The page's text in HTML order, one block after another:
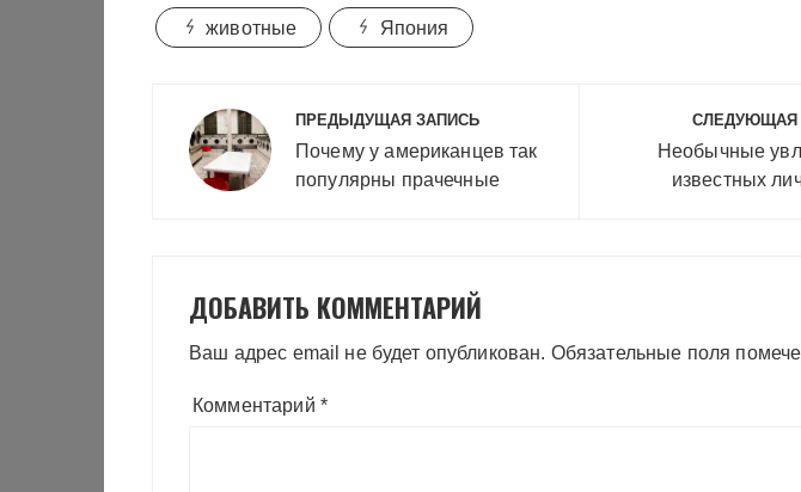
животные Япония
Навигация
по
записям
ПРЕДЫДУЩАЯ ЗАПИСЬ
Почему у американцев так
популярны прачечные
СЛЕДУЮЩАЯ
Необычные
известных
ДОБАВИТЬ КОММЕНТАРИЙ
Ваш адрес email не будет опубликован. Обязательные поля
Комментарий *